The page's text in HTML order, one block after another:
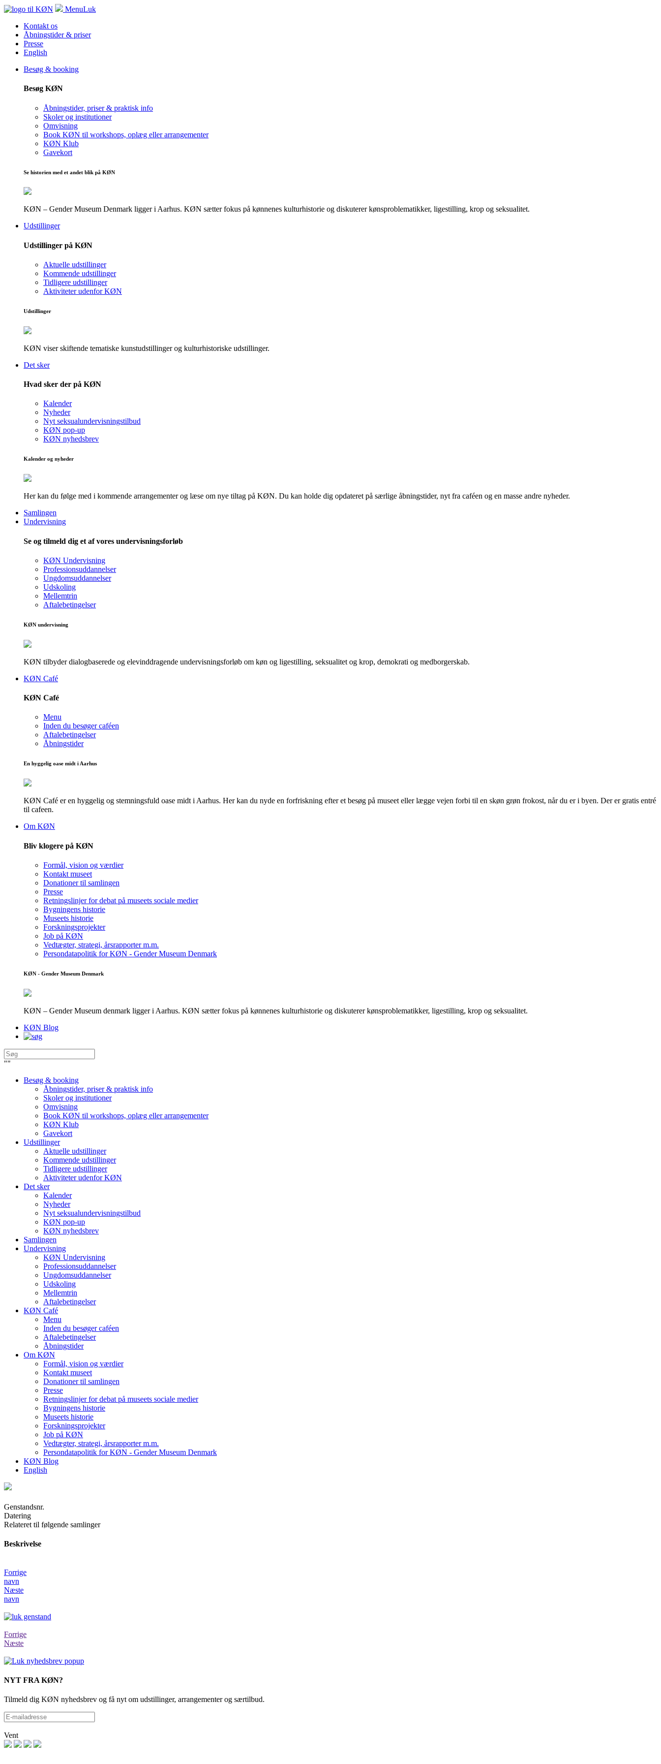
MenuLuk
Kontakt os
Åbningstider & priser
Presse
English
Besøg & booking
Besøg KØN
Åbningstider, priser & praktisk info
Skoler og institutioner
Omvisning
Book KØN til workshops, oplæg eller arrangementer
KØN Klub
Gavekort
Se historien med et andet blik på KØN
KØN – Gender Museum Denmark ligger i Aarhus. KØN sætter fokus på kønnenes kulturhistorie og diskuterer kønsproblematikker, ligestilling, krop og seksualitet.
Udstillinger
Udstillinger på KØN
Aktuelle udstillinger
Kommende udstillinger
Tidligere udstillinger
Aktiviteter udenfor KØN
Udstillinger
KØN viser skiftende tematiske kunstudstillinger og kulturhistoriske udstillinger.
Det sker
Hvad sker der på KØN
Kalender
Nyheder
Nyt seksualundervisningstilbud
KØN pop-up
KØN nyhedsbrev
Kalender og nyheder
Her kan du følge med i kommende arrangementer og læse om nye tiltag på KØN. Du kan holde dig opdateret på særlige åbningstider, nyt fra caféen og en masse andre nyheder.
Samlingen
Undervisning
Se og tilmeld dig et af vores undervisningsforløb
KØN Undervisning
Professionsuddannelser
Ungdomsuddannelser
Udskoling
Mellemtrin
Aftalebetingelser
KØN undervisning
KØN tilbyder dialogbaserede og elevinddragende undervisningsforløb om køn og ligestilling, seksualitet og krop, demokrati og medborgerskab.
KØN Café
KØN Café
Menu
Inden du besøger caféen
Aftalebetingelser
Åbningstider
En hyggelig oase midt i Aarhus
KØN Café er en hyggelig og stemningsfuld oase midt i Aarhus. Her kan du nyde en forfriskning efter et besøg på museet eller lægge vejen forbi til en skøn grøn frokost, når du er i byen. Der er gratis entré
til cafeen.
Om KØN
Bliv klogere på KØN
Formål, vision og værdier
Kontakt museet
Donationer til samlingen
Presse
Retningslinjer for debat på museets sociale medier
Bygningens historie
Museets historie
Forskningsprojekter
Job på KØN
Vedtægter, strategi, årsrapporter m.m.
Persondatapolitik for KØN - Gender Museum Denmark
KØN - Gender Museum Denmark
KØN – Gender Museum denmark ligger i Aarhus. KØN sætter fokus på kønnenes kulturhistorie og diskuterer kønsproblematikker, ligestilling, krop og seksualitet.
KØN Blog
""
Besøg & booking
Åbningstider, priser & praktisk info
Skoler og institutioner
Omvisning
Book KØN til workshops, oplæg eller arrangementer
KØN Klub
Gavekort
Udstillinger
Aktuelle udstillinger
Kommende udstillinger
Tidligere udstillinger
Aktiviteter udenfor KØN
Det sker
Kalender
Nyheder
Nyt seksualundervisningstilbud
KØN pop-up
KØN nyhedsbrev
Samlingen
Undervisning
KØN Undervisning
Professionsuddannelser
Ungdomsuddannelser
Udskoling
Mellemtrin
Aftalebetingelser
KØN Café
Menu
Inden du besøger caféen
Aftalebetingelser
Åbningstider
Om KØN
Formål, vision og værdier
Kontakt museet
Donationer til samlingen
Presse
Retningslinjer for debat på museets sociale medier
Bygningens historie
Museets historie
Forskningsprojekter
Job på KØN
Vedtægter, strategi, årsrapporter m.m.
Persondatapolitik for KØN - Gender Museum Denmark
KØN Blog
English
Genstandsnr.
Datering
Relateret til følgende samlinger
Beskrivelse
Forrige
navn
Næste
navn
Forrige
Næste
NYT FRA KØN?
Tilmeld dig KØN nyhedsbrev og få nyt om udstillinger, arrangementer og særtilbud.
Vent